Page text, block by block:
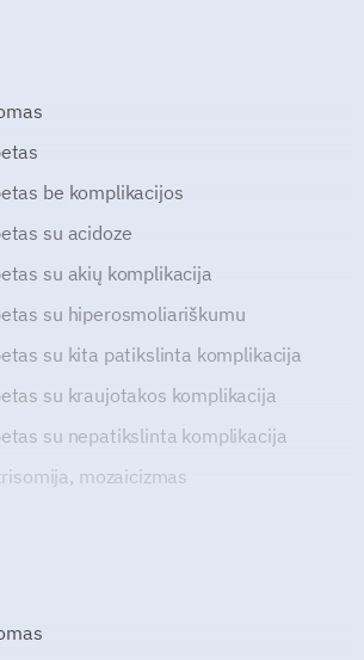
be komplikacijos
su acidoze
su akių komplikacija
su hiperosmoliariškumu
su kita patikslinta komplikacija
su kraujotakos komplikacija
su nepatikslinta komplikacija
mozaicizmas